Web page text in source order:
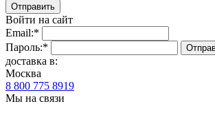
Войти на сайт
Email:*
Пароль:*
доставка в:
Москва
8 800 775 8919
Мы на связи